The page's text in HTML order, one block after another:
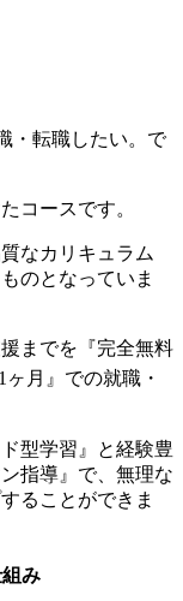
・転職したい。で
コースです。
なカリキュラム
のとなっていま
までを『完全無料
月』での就職・
型学習』と経験豊
指導』で、 無理な
することができま
み